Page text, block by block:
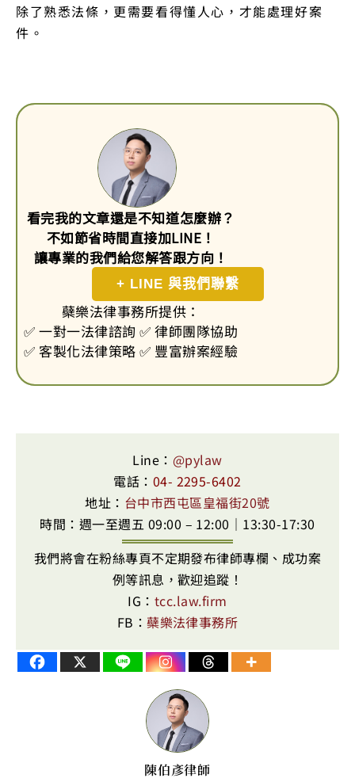
除了熟悉法條，更需要看得懂人心，才能處理好案
件。
看完我的文章還是不知道怎麼辦？
不如節省時間直接加LINE！
讓專業的我們給您解答跟方向！
+ LINE 與我們聯繫
蘗樂法律事務所提供：
✅ 一對一法律諮詢 ✅ 律師團隊協助
✅ 客製化法律策略 ✅ 豐富辦案經驗
Line： @pylaw
電話： 04- 2295-6402
地址： 台中市西屯區皇福街20號
時間：週一至週五 09:00 – 12:00｜13:30-17:30
我們將會在粉絲專頁不定期發布律師專欄、成功案
例等訊息，歡迎追蹤！
IG： tcc.law.firm
FB：蘗樂法律事務所
陳伯彥律師